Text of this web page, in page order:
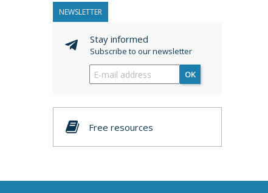
NEWSLETTER
Stay informed
Subscribe to our newsletter
OK
Free resources